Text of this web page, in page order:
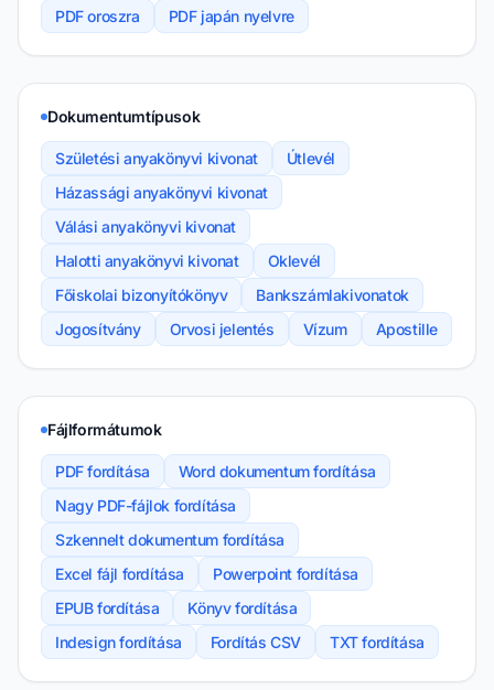
PDF oroszra
PDF japán nyelvre
Dokumentumtípusok
Születési anyakönyvi kivonat
Útlevél
Házassági anyakönyvi kivonat
Válási anyakönyvi kivonat
Halotti anyakönyvi kivonat
Oklevél
Főiskolai bizonyítókönyv
Bankszámlakivonatok
Jogosítvány
Orvosi jelentés Vízum Apostille
Fájlformátumok
PDF fordítása
Word dokumentum fordítása
Nagy PDF-fájlok fordítása
Szkennelt dokumentum fordítása
Excel fájl fordítása
Powerpoint fordítása
EPUB fordítása
Könyv fordítása
Indesign fordítása
Fordítás CSV TXT fordítása